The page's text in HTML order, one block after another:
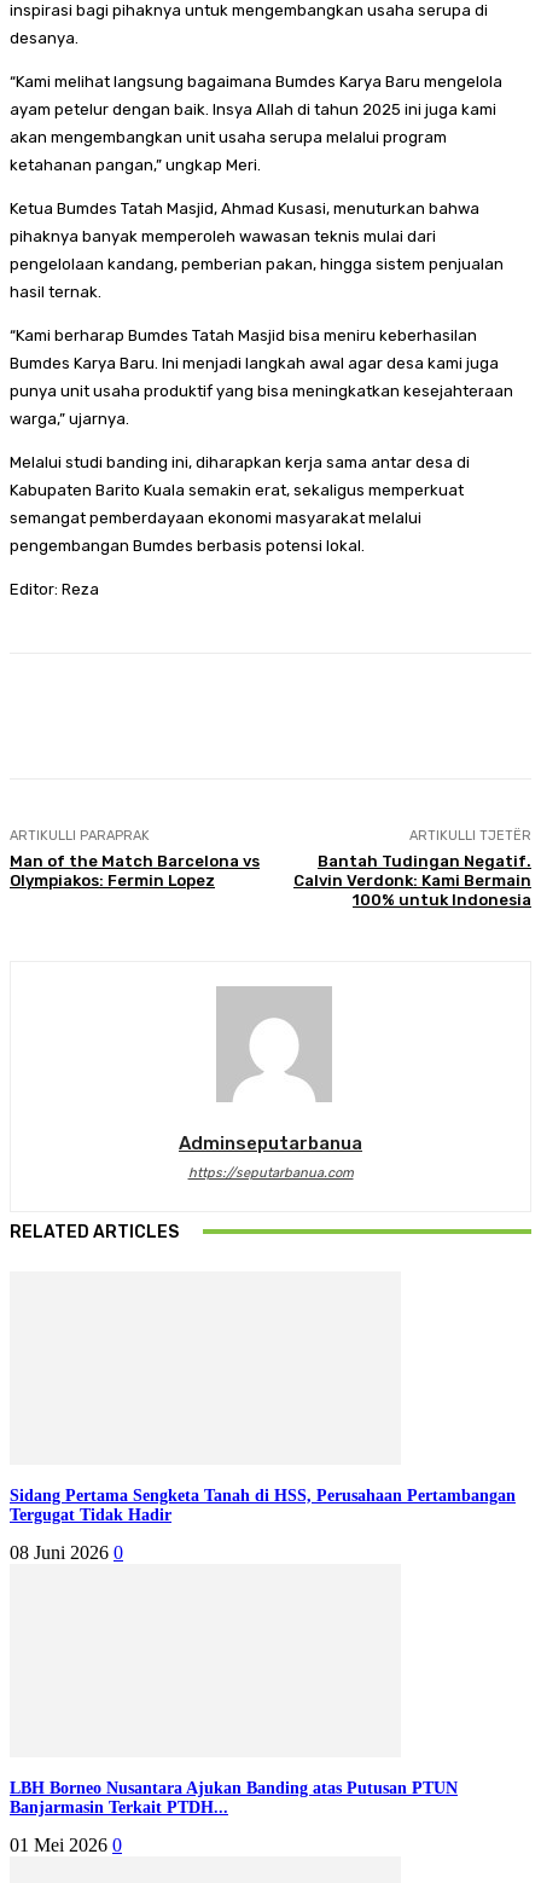
inspirasi bagi pihaknya untuk mengembangkan usaha serupa di
desanya.
“Kami melihat langsung bagaimana Bumdes Karya Baru mengelola
ayam petelur dengan baik. Insya Allah di tahun 2025 ini juga kami
akan mengembangkan unit usaha serupa melalui program
ketahanan pangan,” ungkap Meri.
Ketua Bumdes Tatah Masjid, Ahmad Kusasi, menuturkan bahwa
pihaknya banyak memperoleh wawasan teknis mulai dari
pengelolaan kandang, pemberian pakan, hingga sistem penjualan
hasil ternak.
“Kami berharap Bumdes Tatah Masjid bisa meniru keberhasilan
Bumdes Karya Baru. Ini menjadi langkah awal agar desa kami juga
punya unit usaha produktif yang bisa meningkatkan kesejahteraan
warga,” ujarnya.
Melalui studi banding ini, diharapkan kerja sama antar desa di
Kabupaten Barito Kuala semakin erat, sekaligus memperkuat
semangat pemberdayaan ekonomi masyarakat melalui
pengembangan Bumdes berbasis potensi lokal.
Editor: Reza
ARTIKULLI PARAPRAK
Man of the Match Barcelona vs
Olympiakos: Fermin Lopez
ARTIKULLI TJETËR
Bantah Tudingan Negatif.
Calvin Verdonk: Kami Bermain
100% untuk Indonesia
Adminseputarbanua
https://seputarbanua.com
RELATED ARTICLES
Sidang Pertama Sengketa Tanah di HSS, Perusahaan Pertambangan
Tergugat Tidak Hadir
08 Juni 2026 0
LBH Borneo Nusantara Ajukan Banding atas Putusan PTUN
Banjarmasin Terkait PTDH...
01 Mei 2026 0